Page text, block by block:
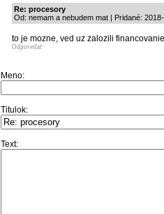
Re: procesory
Od: nemam a nebudem mat | Pridané:
to je mozne, ved uz zalozili
Odpovedať
Meno:
Titulok:
Text: